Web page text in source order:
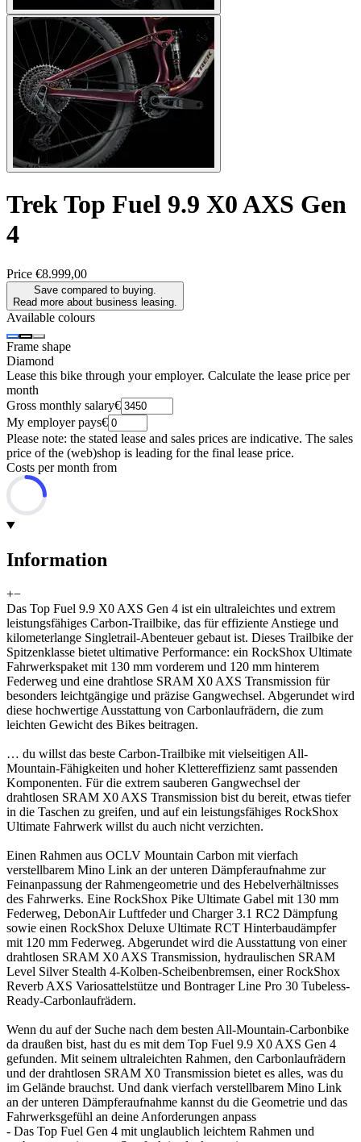
TrekTop Fuel 9.9 X0 AXS Gen
4
Price €8.999,00
Save compared to buying.
Read more about business leasing.
Available colours
Frame shape
Diamond
Lease this bike through your employer. Calculate the lease price per
month
Gross monthly salary€
My employer pays€
Please note: the stated lease and sales prices are indicative. The sales
price of the (web)shop is leading for the final lease price.
Costs per month from
Information
+−
Das Top Fuel 9.9 X0 AXS Gen 4 ist ein ultraleichtes und extrem
leistungsfähiges Carbon-Trailbike, das für effiziente Anstiege und
kilometerlange Singletrail-Abenteuer gebaut ist. Dieses Trailbike der
Spitzenklasse bietet ultimative Performance: ein RockShox Ultimate
Fahrwerkspaket mit 130 mm vorderem und 120 mm hinterem
Federweg und eine drahtlose SRAM X0 AXS Transmission für
besonders leichtgängige und präzise Gangwechsel. Abgerundet wird
diese hochwertige Ausstattung von Carbonlaufrädern, die zum
leichten Gewicht des Bikes beitragen.
… du willst das beste Carbon-Trailbike mit vielseitigen All-
Mountain-Fähigkeiten und hoher Klettereffizienz samt passenden
Komponenten. Für die extrem sauberen Gangwechsel der
drahtlosen SRAM X0 AXS Transmission bist du bereit, etwas tiefer
in die Taschen zu greifen, und auf ein leistungsfähiges RockShox
Ultimate Fahrwerk willst du auch nicht verzichten.
Einen Rahmen aus OCLV Mountain Carbon mit vierfach
verstellbarem Mino Link an der unteren Dämpferaufnahme zur
Feinanpassung der Rahmengeometrie und des Hebelverhältnisses
des Fahrwerks. Eine RockShox Pike Ultimate Gabel mit 130 mm
Federweg, DebonAir Luftfeder und Charger 3.1 RC2 Dämpfung
sowie einen RockShox Deluxe Ultimate RCT Hinterbaudämpfer
mit 120 mm Federweg. Abgerundet wird die Ausstattung von einer
drahtlosen SRAM X0 AXS Transmission, hydraulischen SRAM
Level Silver Stealth 4-Kolben-Scheibenbremsen, einer RockShox
Reverb AXS Variosattelstütze und Bontrager Line Pro 30 Tubeless-
Ready-Carbonlaufrädern.
Wenn du auf der Suche nach dem besten All-Mountain-Carbonbike
da draußen bist, hast du es mit dem Top Fuel 9.9 X0 AXS Gen 4
gefunden. Mit seinem ultraleichten Rahmen, den Carbonlaufrädern
und der drahtlosen SRAM X0 Transmission bietet es alles, was du
im Gelände brauchst. Und dank vierfach verstellbarem Mino Link
an der unteren Dämpferaufnahme kannst du die Geometrie und das
Fahrwerksgefühl an deine Anforderungen anpass
- Das Top Fuel Gen 4 mit unglaublich leichtem Rahmen und